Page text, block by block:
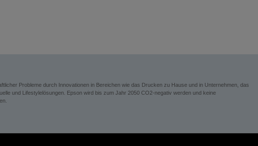
Probleme durch Innovationen in Bereichen wie das Drucken zu Hause und in Unternehmen, das
und Lifestylelösungen. Epson wird bis zum Jahr 2050 CO2-negativ werden und keine